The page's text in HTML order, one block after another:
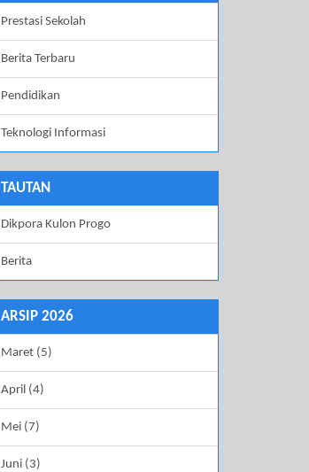
Prestasi Sekolah
Berita Terbaru
Pendidikan
Teknologi Informasi
TAUTAN
Dikpora Kulon Progo
Berita
ARSIP 2026
Maret (5)
April (4)
Mei (7)
Juni (3)